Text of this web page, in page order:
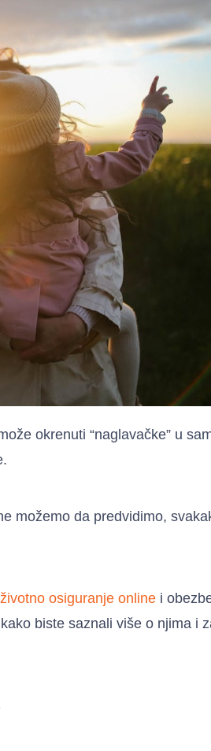
okrenuti “naglavačke” u
možemo da predvidimo,
životno osiguranje online i
biste saznali više o njima i